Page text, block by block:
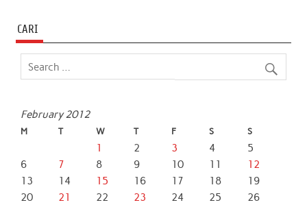
o
o
e
A
d
CARI
February 2012
M T W T F S S
1 2 3 4
5
6
7 8 9 10 11
12
13
14 15 16 17 18
19
20
21 22 23 24 25
26